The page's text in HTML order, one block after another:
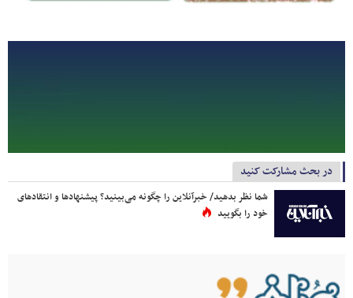
در بحث مشارکت کنید
شما نظر بدهید/ خبرآنلاین را چگونه می‌بینید؟ پیشنهادها و انتقادهای
خود را بگویید